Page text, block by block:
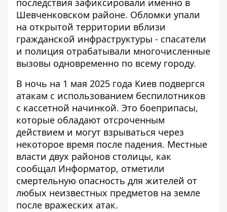
последствия зафиксировали именно в
Шевченковском районе. Обломки упали
на открытой территории вблизи
гражданской инфраструктуры - спасатели
и полиция отрабатывали многочисленные
вызовы одновременно по всему городу.
В ночь на 1 мая 2025 года Киев подвергся
атакам с использованием беспилотников
с кассетной начинкой. Это боеприпасы,
которые обладают отсроченным
действием и могут взрываться через
некоторое время после падения. Местные
власти двух районов столицы, как
сообщал Информатор, отметили
смертельную опасность для жителей от
любых неизвестных предметов на земле
после вражеских атак.